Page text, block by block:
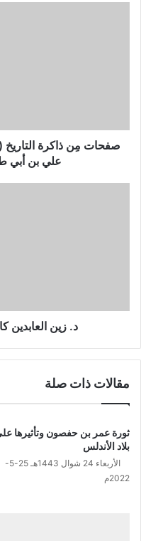
المؤمنين
علي
علي بن أبي
د. زين العابدين
مقالات ذات صلة
ثورة عمر بن حفصون وتأثيرها
بلاد الأندلس
الأربعاء 24 شوال 1443هـ 25-5-
2022م